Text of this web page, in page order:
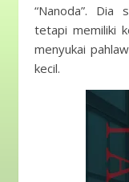
“Nanoda”. Dia
tetapi memiliki
menyukai
kecil.